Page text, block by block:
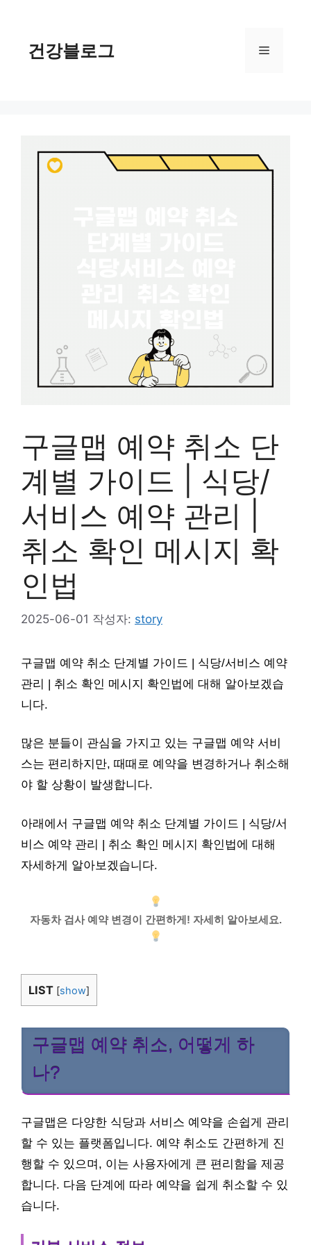
건강블로그 메
구글맵 예약 취소 단
계별 가이드 | 식당/
서비스 예약 관리 |
취소 확인 메시지 확
인법
2025-06-01 작성자: story
구글맵 예약 취소 단계별 가이드 | 식당/서비스 예약
관리 | 취소 확인 메시지 확인법에 대해 알아보겠습
니다.
많은 분들이 관심을 가지고 있는 구글맵 예약 서비
스는 편리하지만, 때때로 예약을 변경하거나 취소해
야 할 상황이 발생합니다.
아래에서 구글맵 예약 취소 단계별 가이드 | 식당/서
비스 예약 관리 | 취소 확인 메시지 확인법에 대해
자세하게 알아보겠습니다.
자동차 검사 예약 변경이 간편하게! 자세히 알아보세요.
LIST [show]
구글맵 예약 취소, 어떻게 하
나?
구글맵은 다양한 식당과 서비스 예약을 손쉽게 관리
할 수 있는 플랫폼입니다. 예약 취소도 간편하게 진
행할 수 있으며, 이는 사용자에게 큰 편리함을 제공
합니다. 다음 단계에 따라 예약을 쉽게 취소할 수 있
습니다.